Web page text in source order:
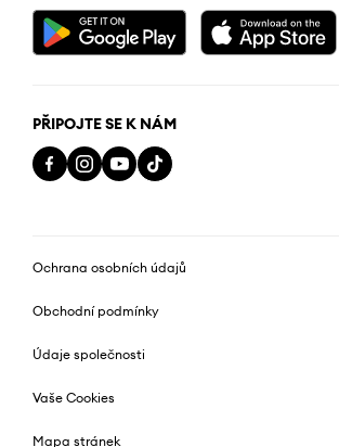
PŘIPOJTE SE K NÁM
Ochrana osobních údajů
Obchodní podmínky
Údaje společnosti
Vaše Cookies
Mapa stránek